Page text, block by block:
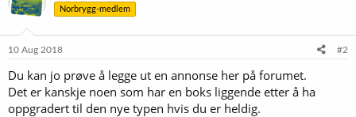
Norbrygg-medlem
10 Aug 2018 #2
Du kan jo prøve å legge ut en annonse her på forumet.
Det er kanskje noen som har en boks liggende etter å ha
oppgradert til den nye typen hvis du er heldig.